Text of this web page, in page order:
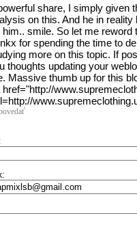
share, I simply given
on this. And he in
him.. smile. So let me reword
for spending the time to
more on this topic. If
thoughts updating your
Massive thumb up for this
href="http://